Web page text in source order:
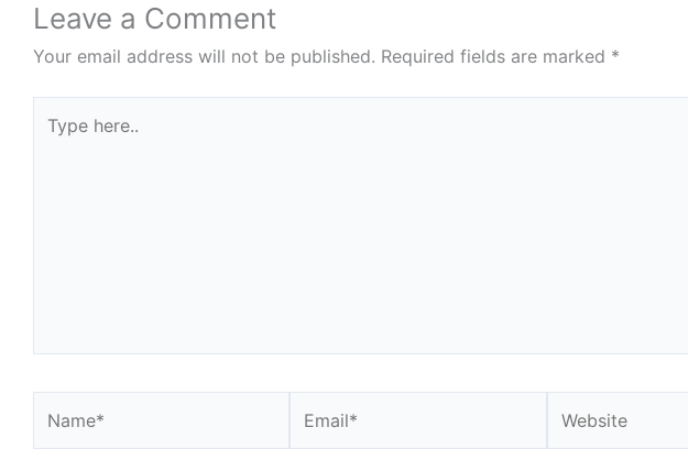
Leave a Comment
Your email address will not be published. Required fields are marked *
here..